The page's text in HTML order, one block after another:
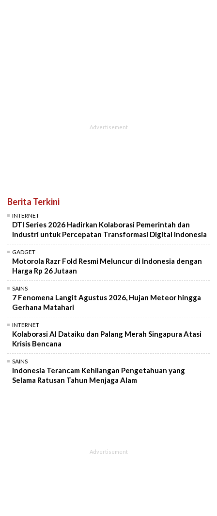
Berita Terkini
INTERNET
DTI Series 2026 Hadirkan Kolaborasi Pemerintah dan
Industri untuk Percepatan Transformasi Digital Indonesia
GADGET
Motorola Razr Fold Resmi Meluncur di Indonesia dengan
Harga Rp 26 Jutaan
SAINS
7 Fenomena Langit Agustus 2026, Hujan Meteor hingga
Gerhana Matahari
INTERNET
Kolaborasi AI Dataiku dan Palang Merah Singapura Atasi
Krisis Bencana
SAINS
Indonesia Terancam Kehilangan Pengetahuan yang
Selama Ratusan Tahun Menjaga Alam